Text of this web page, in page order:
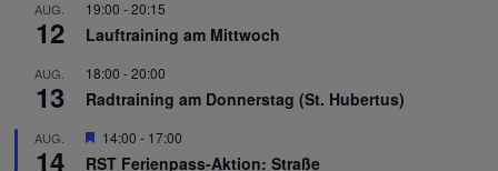
AUG.
12
19:00 -20:15
Lauftraining am Mittwoch
AUG.
13
18:00 -20:00
Radtraining am Donnerstag (St. Hubertus)
AUG.
14
Hervorgehoben
14:00 - 17:00
RST Ferienpass-Aktion: Straße